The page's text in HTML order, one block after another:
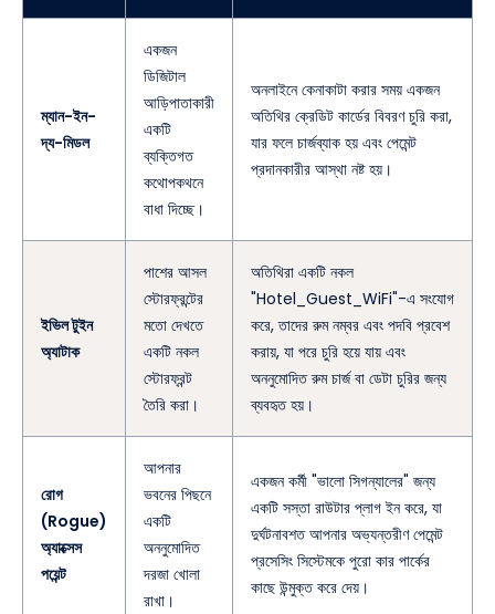
ম্যান-ইন-
দ্য-মিডল
একজন
ডিজিটাল
আড়িপাতাকারী
একটি
ব্যক্তিগত
কথোপকথনে
বাধা দিচ্ছে।
অনলাইনে কেনাকাটা করার সময় একজন
অতিথির ক্রেডিট কার্ডের বিবরণ চুরি করা,
যার ফলে চার্জব্যাক হয় এবং পেমেন্ট
প্রদানকারীর আস্থা নষ্ট হয়।
ইভিল টুইন
অ্যাটাক
পাশের আসল
স্টোরফ্রন্টের
মতো দেখতে
একটি নকল
স্টোরফ্রন্ট
তৈরি করা।
অতিথিরা একটি নকল
"Hotel_Guest_WiFi"-এ সংযোগ
করে, তাদের রুম নম্বর এবং পদবি প্রবেশ
করায়, যা পরে চুরি হয়ে যায় এবং
অননুমোদিত রুম চার্জ বা ডেটা চুরির জন্য
ব্যবহৃত হয়।
রোগ
(Rogue)
অ্যাক্সেস
পয়েন্ট
আপনার
ভবনের পিছনে
একটি
অননুমোদিত
দরজা খোলা
রাখা।
একজন কর্মী "ভালো সিগন্যালের" জন্য
একটি সস্তা রাউটার প্লাগ ইন করে, যা
দুর্ঘটনাবশত আপনার অভ্যন্তরীণ পেমেন্ট
প্রসেসিং সিস্টেমকে পুরো কার পার্কের
কাছে উন্মুক্ত করে দেয়।